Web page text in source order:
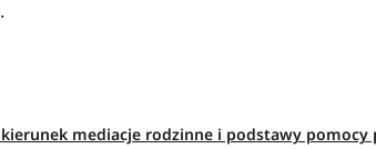
mediacje rodzinne i podstawy pomocy